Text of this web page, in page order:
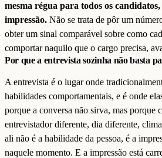
mesma régua para todos os
impressão. Não se trata de pôr um
obter um sinal comparável sobre como
comportar naquilo que o cargo precisa,
Por que a entrevista sozinha não basta
A entrevista é o lugar onde
habilidades comportamentais, e é onde
porque a conversa não sirva, mas porque
entrevistador diferente, dia diferente,
ali não é a habilidade da pessoa, é a
naquele momento. E a impressão está